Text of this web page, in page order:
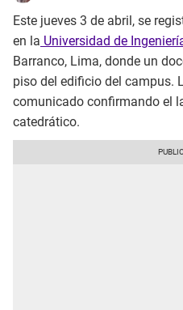
Este jueves 3 de abril, se
en la Universidad de
Barranco, Lima, donde un
piso del edificio del campus.
comunicado confirmando el
catedrático.